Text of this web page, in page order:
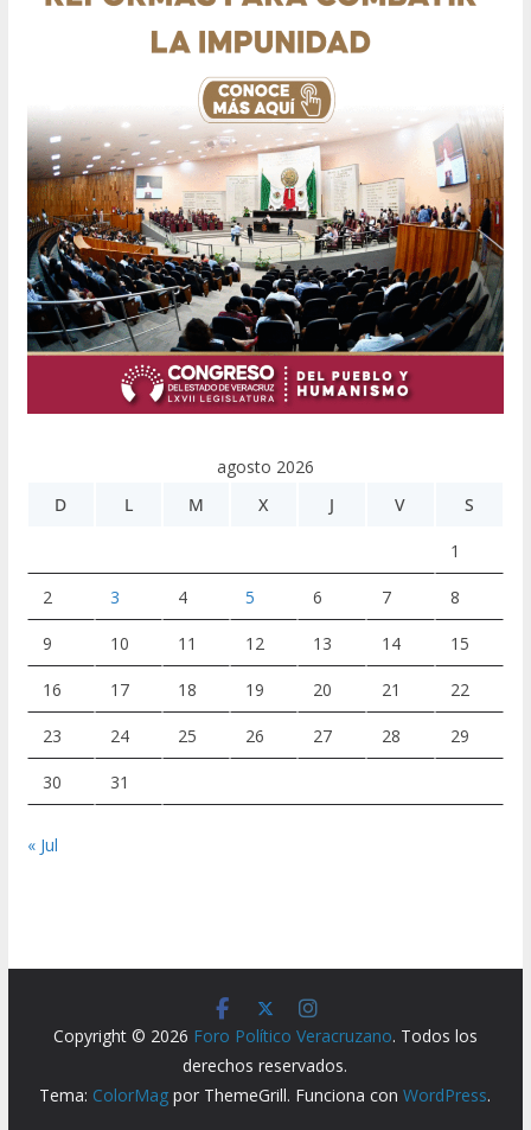
agosto 2026
D
L M X J V S
1
2 3 4 5 6 7 8
9 10 11 12 13 14 15
16 17 18 19 20 21 22
23 24 25 26 27 28 29
30 31
« Jul
Copyright © 2026 Foro Político Veracruzano. Todos los
derechos reservados.
Tema: ColorMag por ThemeGrill. Funciona conWordPress.